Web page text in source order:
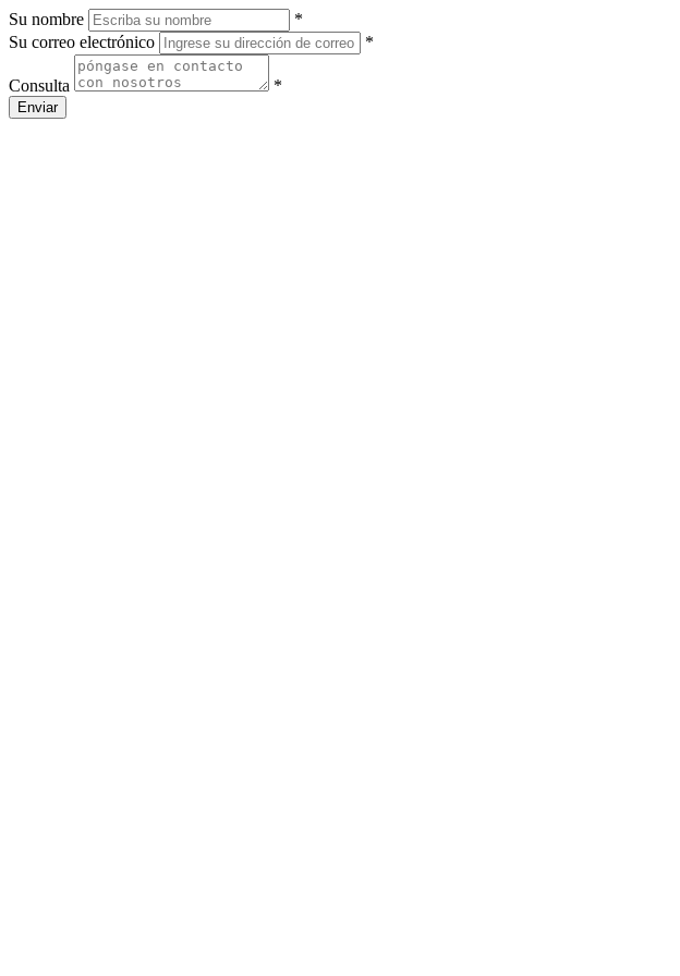
Su nombre
*
Su correo electrónico
*
Consulta *
Enviar